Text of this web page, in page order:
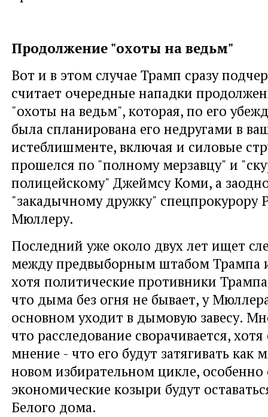
Продолжение "охоты на ведьм"
Вот и в этом случае Трамп сразу
считает очередные нападки
"охоты на ведьм", которая, по его
была спланирована его недругами в
истеблишменте, включая и силовые
прошелся по "полному мерзавцу" и
полицейскому" Джеймсу Коми, а
"закадычному дружку" спецпрокурору
Мюллеру.
Последний уже около двух лет ищет
между предвыборным штабом Трампа
хотя политические противники
что дыма без огня не бывает, у
основном уходит в дымовую завесу.
что расследование сворачивается, хотя
мнение - что его будут затягивать как
новом избирательном цикле, особенно
экономические козыри будут
Белого дома.